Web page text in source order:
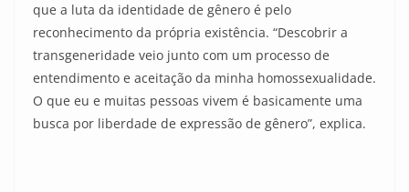
que a luta da identidade de gênero é pelo
reconhecimento da própria existência. “Descobrir a
transgeneridade veio junto com um processo de
entendimento e aceitação da minha homossexualidade.
O que eu e muitas pessoas vivem é basicamente uma
busca por liberdade de expressão de gênero”, explica.